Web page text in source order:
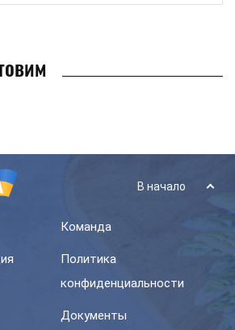
В начало
Команда
Политика
конфиденциальности
Документы